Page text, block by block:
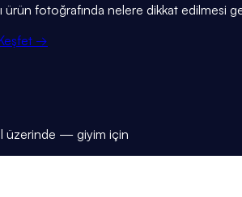
ürün fotoğrafında nelere dikkat
→
üzerinde — giyim için